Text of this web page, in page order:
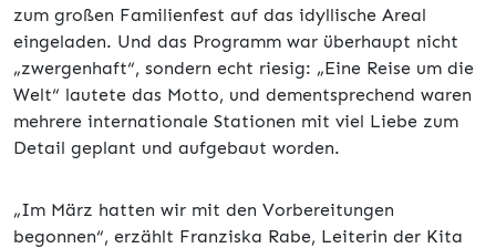
zum großen Familienfest auf das idyllische Areal
eingeladen. Und das Programm war überhaupt nicht
„zwergenhaft“, sondern echt riesig: „Eine Reise um die
Welt“ lautete das Motto, und dementsprechend waren
mehrere internationale Stationen mit viel Liebe zum
Detail geplant und aufgebaut worden.
„Im März hatten wir mit den Vorbereitungen
begonnen“, erzählt Franziska Rabe, Leiterin der Kita